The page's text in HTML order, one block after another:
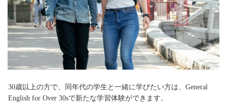
30歳以上の方で、同年代の学生と一緒に学びたい方は、General
English for Over 30sで新たな学習体験ができます。